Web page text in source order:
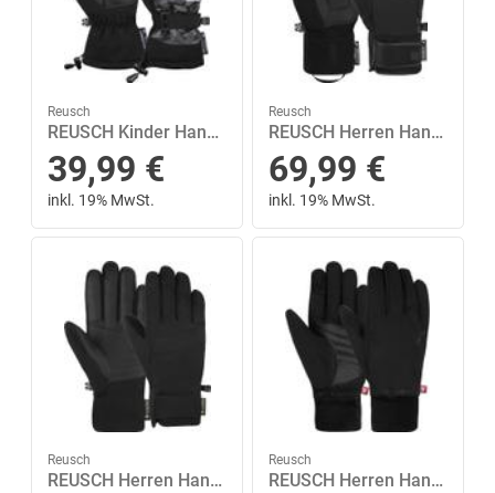
Reusch
REUSCH Kinder Handschuhe Reusch Kondor R-TEX™ XT Junior Lobster 5,5 in Grau
39,99 €
inkl. 19% MwSt.
Reusch
REUSCH Herren Handschuhe Reusch Louis R-TEX® XT 11 in Schwarz
69,99 €
inkl. 19% MwSt.
Reusch
REUSCH Herren Handschuhe Reusch Fergus GORE-TEX 8,5 in Schwarz
Reusch
REUSCH Herren Handschuhe Reusch Walk STORMBLOXX™ TOUCH-TEC™ 9,5 in Schwarz